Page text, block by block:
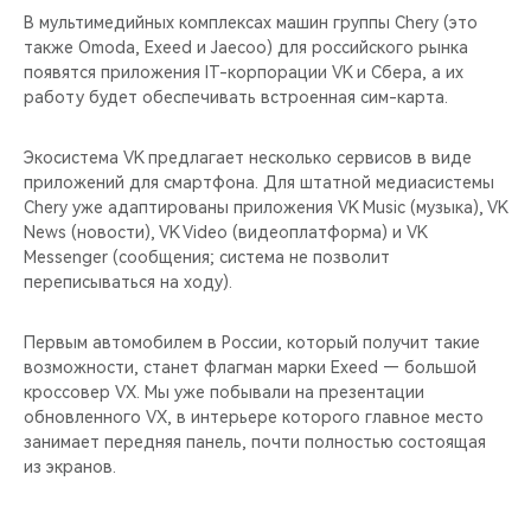
В мультимедийных комплексах машин группы Chery (это
также Omoda, Exeed и Jaecoo) для российского рынка
появятся приложения IT-корпорации VK и Сбера, а их
работу будет обеспечивать встроенная сим-карта.
Экосистема VK предлагает несколько сервисов в виде
приложений для смартфона. Для штатной медиасистемы
Chery уже адаптированы приложения VK Music (музыка), VK
News (новости), VK Video (видеоплатформа) и VK
Messenger (сообщения; система не позволит
переписываться на ходу).
Первым автомобилем в России, который получит такие
возможности, станет флагман марки Exeed — большой
кроссовер VX. Мы уже побывали на презентации
обновленного VX, в интерьере которого главное место
занимает передняя панель, почти полностью состоящая
из экранов.